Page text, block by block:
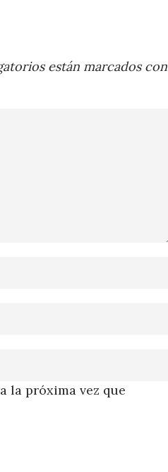
están marcados con
la próxima vez que